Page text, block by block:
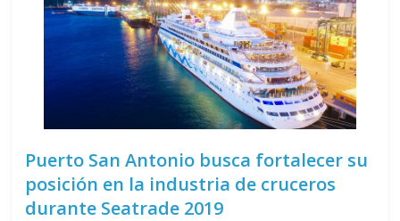
Puerto San Antonio busca fortalecer su
posición en la industria de cruceros
durante Seatrade 2019